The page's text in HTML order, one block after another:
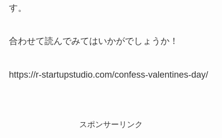
す。
合わせて読んでみてはいかがでしょうか！
https://r-startupstudio.com/confess-valentines-day/
スポンサーリンク